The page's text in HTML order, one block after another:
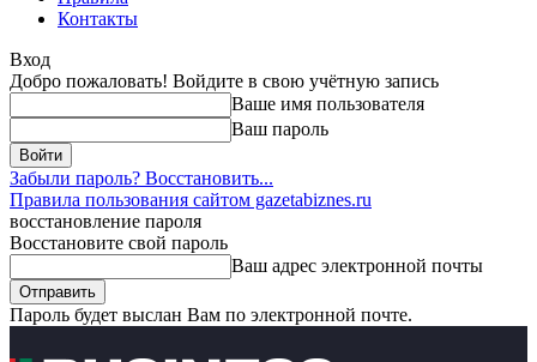
Контакты
Вход
Добро пожаловать! Войдите в свою учётную запись
Ваше имя пользователя
Ваш пароль
Забыли пароль? Восстановить...
Правила пользования сайтом gazetabiznes.ru
восстановление пароля
Восстановите свой пароль
Ваш адрес электронной почты
Пароль будет выслан Вам по электронной почте.